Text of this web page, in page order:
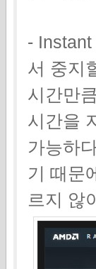
-
서 중지
시간만
시간을
가능하
기 때문
르지 않